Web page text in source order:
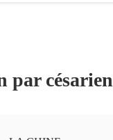
par